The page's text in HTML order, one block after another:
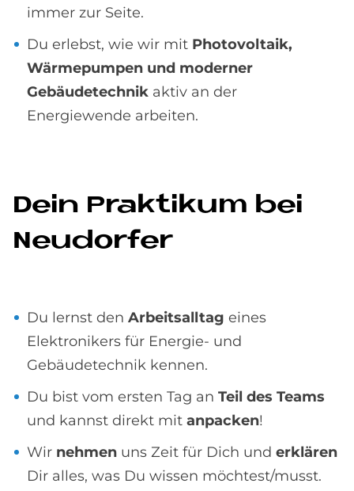
immer zur Seite.
Du erlebst, wie wir mit Photovoltaik,
Wärmepumpen und moderner
Gebäudetechnik aktiv an der
Energiewende arbeiten.
Dein Prak­ti­kum bei
Neu­dor­fer
Du lernst den Arbeitsalltag eines
Elektronikers für Energie- und
Gebäudetechnik kennen.
Du bist vom ersten Tag an Teil des Teams
und kannst direkt mit anpacken!
Wir nehmen uns Zeit für Dich und erklären
Dir alles, was Du wissen möchtest/musst.